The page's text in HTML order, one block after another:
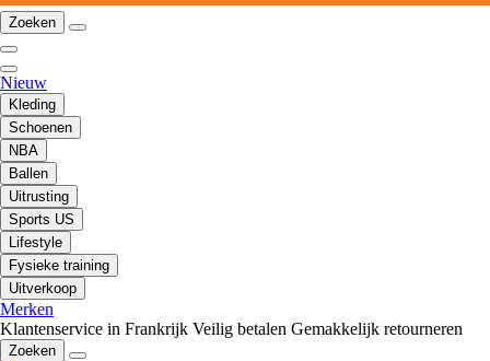
Zoeken
Nieuw
Kleding
Schoenen
NBA
Ballen
Uitrusting
Sports US
Lifestyle
Fysieke training
Uitverkoop
Merken
Klantenservice in Frankrijk Veilig betalen Gemakkelijk retourneren
Zoeken